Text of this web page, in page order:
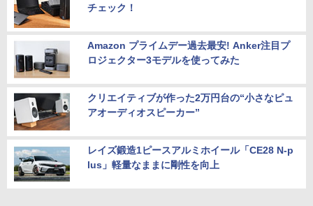
チェック！
Amazon プライムデー過去最安! Anker注目プ
ロジェクター3モデルを使ってみた
クリエイティブが作った2万円台の“小さなピュ
アオーディオスピーカー”
レイズ鍛造1ピースアルミホイール「CE28 N-p
lus」軽量なままに剛性を向上